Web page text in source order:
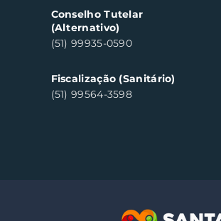
Conselho Tutelar
(Alternativo)
(51) 99935-0590
Fiscalização (Sanitário)
(51) 99564-3598